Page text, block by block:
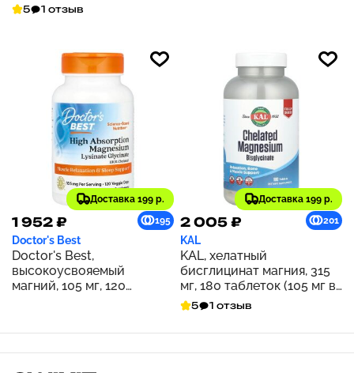
Унций)
5 1 отзыв
Доставка 199 р.
1 952 ₽ 195
Doctor's Best
Doctor's Best,
высокоусвояемый
магний, 105 мг, 120
Доставка 199 р.
2 005 ₽ 201
KAL
KAL, хелатный
бисглицинат магния, 315
мг, 180 таблеток (105 мг в
1 таблетке)
5 1 отзыв